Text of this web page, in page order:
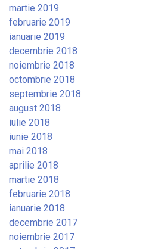
martie 2019
februarie 2019
ianuarie 2019
decembrie 2018
noiembrie 2018
octombrie 2018
septembrie 2018
august 2018
iulie 2018
iunie 2018
mai 2018
aprilie 2018
martie 2018
februarie 2018
ianuarie 2018
decembrie 2017
noiembrie 2017